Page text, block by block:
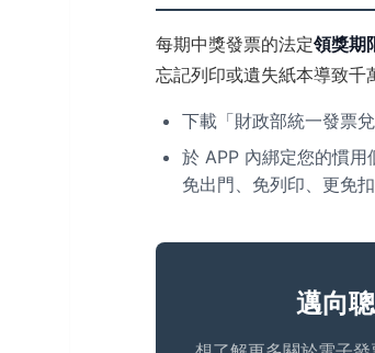
每期中獎發票的法定領獎期
忘記列印或遺失紙本導致千
下載「財政部統一發票
於 APP 內綁定您的慣用
免出門、免列印、更免扣
邁向